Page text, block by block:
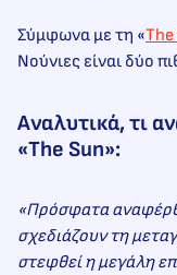
Σύμφωνα με τη «The
Νούνιες είναι δύο
Αναλυτικά, τι
«The Sun»:
«Πρόσφατα
σχεδιάζουν τη
στεφθεί η μεγάλη